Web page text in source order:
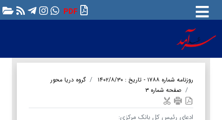
PDF
روزنامه شماره ۱۷۸۸ - تاریخ : ۱۴۰۲/۸/۳۰
گروه دریا محور
صفحه شماره ۳
ادعای رئیس کل بانک مرکزی: